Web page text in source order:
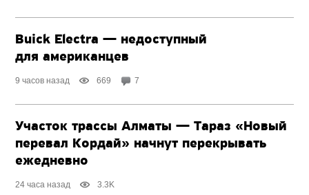
Buick Electra — недоступный
для американцев
9 часов назад 669 7
Участок трассы Алматы — Тараз «Новый
перевал Кордай» начнут перекрывать
ежедневно
24 часа назад 3.3K